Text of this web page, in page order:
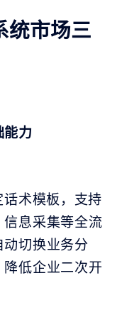
统市场三
能力
术模板，支持
息采集等全流
切换业务分
低企业二次开